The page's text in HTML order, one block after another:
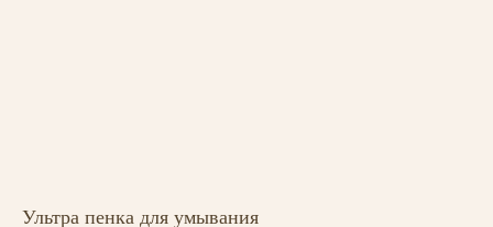
Ультра пенка для умывания